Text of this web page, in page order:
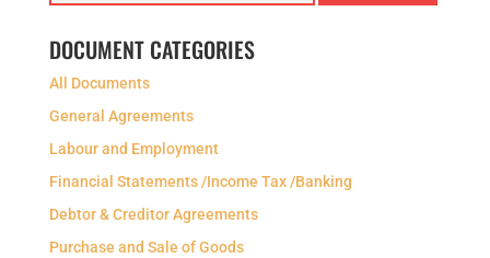
DOCUMENT CATEGORIES
All Documents
General Agreements
Labour and Employment
Financial Statements /Income Tax /Banking
Debtor & Creditor Agreements
Purchase and Sale of Goods